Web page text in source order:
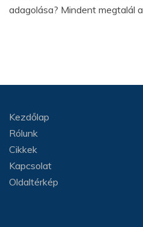
adagolása? Mindent megtalál a
Kezdőlap
Rólunk
Cikkek
Kapcsolat
Oldaltérkép